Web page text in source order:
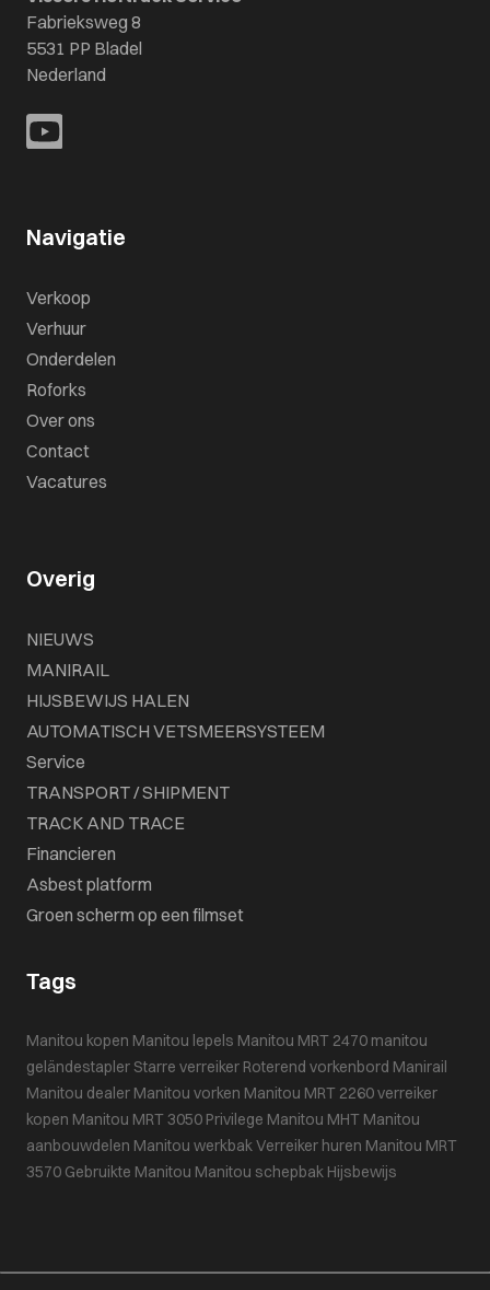
Fabrieksweg 8
5531 PP Bladel
Nederland
Navigatie
Verkoop
Verhuur
Onderdelen
Roforks
Over ons
Contact
Vacatures
Overig
NIEUWS
MANIRAIL
HIJSBEWIJS HALEN
AUTOMATISCH VETSMEERSYSTEEM
Service
TRANSPORT / SHIPMENT
TRACK AND TRACE
Financieren
Asbest platform
Groen scherm op een filmset
Tags
Manitou kopen Manitou lepels Manitou MRT 2470 manitou
geländestapler Starre verreiker Roterend vorkenbord Manirail
Manitou dealer Manitou vorken Manitou MRT 2260verreiker
kopen Manitou MRT 3050 Privilege Manitou MHT Manitou
aanbouwdelen Manitou werkbakVerreiker huren Manitou MRT
3570 Gebruikte Manitou Manitou schepbak Hijsbewijs